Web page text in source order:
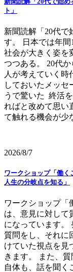
ト」
新聞読解「20代で
す。 日本では年
社会が大きく姿を
つつある。 20代
人が考えていく
しておいたメッセ
うで驚いた 終活
ればと改めて思い
て触れる機会が少
2026/8/7
ワークショップ「働
人生の分岐点を知る」
ワークショップ「
は、意見に対して
になっています。
質問をし、それに
けていた視点を見
きます。 また、
自体も、話を聞く